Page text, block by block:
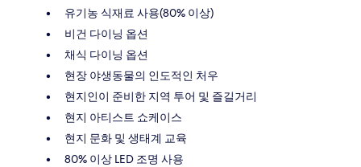
유기농 식재료 사용(80% 이상)
비건 다이닝 옵션
채식 다이닝 옵션
현장 야생동물의 인도적인 처우
현지인이 준비한 지역 투어 및 즐길거리
현지 아티스트 쇼케이스
현지 문화 및 생태계 교육
80% 이상 LED 조명 사용